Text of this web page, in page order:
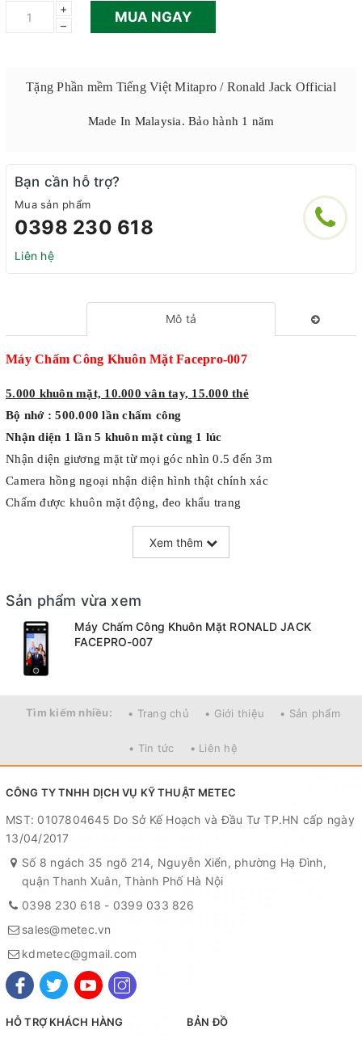
+
–
MUA NGAY
Tặng Phần mềm Tiếng Việt Mitapro / Ronald Jack Official
Made In Malaysia. Bảo hành 1 năm
Bạn cần hỗ trợ?
Mua sản phẩm
0398 230 618
Liên hệ
Mô tả
Máy Chấm Công Khuôn Mặt Facepro-007
5.000 khuôn mặt, 10.000 vân tay, 15.000 thẻ
Bộ nhớ : 500.000 lần chấm công
Nhận diện 1 lần 5 khuôn mặt cùng 1 lúc
Nhận diện giương mặt từ mọi góc nhìn 0.5 đến 3m
Camera hồng ngoại nhận diện hình thật chính xác
Chấm được khuôn mặt động, đeo khẩu trang
Kết nối với máy tính: Wifi,Tcp/Ip, Wiegand, USB
Tích hợp kiểm soát cửa ra vào Access control
Màn hình màu cảm ứng điện dung 5.0 inches
Vỏ máy = kim loại sang trọng & chắc chắn
NPU + CPU 1.2G Dual-core, Rom 4G, Linux 3.10
Ngôn Ngữ: Anh – Việt, Ngôn ngữ khác
Công nghệ Trí tuệ nhận tạoAI giúp máy nhanh và chính xác gấp
Công nghệ chống ngược sángWDRgiúp máy chấm công trong
Xem thêm
Sản phẩm vừa xem
Máy Chấm Công Khuôn Mặt RONALD JACK
FACEPRO-007
Tìm kiếm nhiều: • Trang chủ • Giới thiệu • Sản phẩm
• Tin tức • Liên hệ
CÔNG TY TNHH DỊCH VỤ KỸ THUẬT METEC
MST: 0107804645 Do Sở Kế Hoạch và Đầu Tư TP.HN cấp ngày
13/04/2017
Số 8 ngách 35 ngõ 214, Nguyễn Xiển, phường Hạ Đình,
quận Thanh Xuân, Thành Phố Hà Nội
0398 230 618 - 0399 033 826
sales@metec.vn
kdmetec@gmail.com
HỖ TRỢ KHÁCH HÀNG BẢN ĐỒ